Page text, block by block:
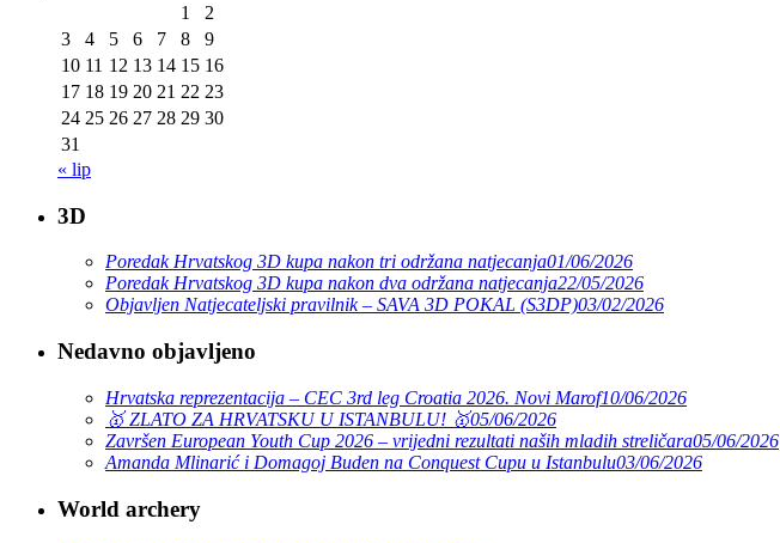
1
2
3
4 5 6 7 8
9
10 11 12 13 14 15 16
17 18 19 20 21 22 23
24 25 26 27 28 29 30
31
« lip
3D
Poredak Hrvatskog 3D kupa nakon tri održana natjecanja01/06/2026
Poredak Hrvatskog 3D kupa nakon dva održana natjecanja22/05/2026
Objavljen Natjecateljski pravilnik – SAVA 3D POKAL (S3DP)03/02/2026
Nedavno objavljeno
Hrvatska reprezentacija – CEC 3rd leg Croatia 2026. Novi Marof10/06/2026
🥇 ZLATO ZA HRVATSKU U ISTANBULU! 🥇05/06/2026
Završen European Youth Cup 2026 – vrijedni rezultati naših mladih streličara05/06/2026
Amanda Mlinarić i Domagoj Buden na Conquest Cupu u Istanbulu03/06/2026
World archery